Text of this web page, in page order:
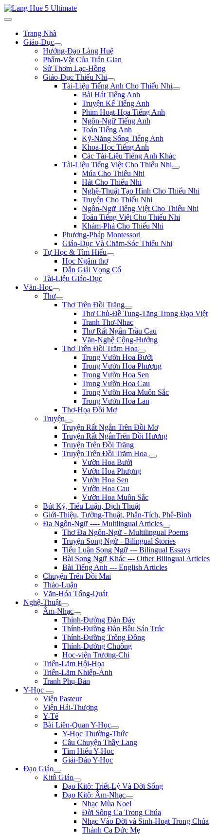
Trang Nhà
Giáo-Dục
Hướng-Đạo Làng Huệ
Phẩm-Vật Của Trân Gian
Sử Thơm Lạc-Hồng
Giáo-Dục Thiếu Nhi
Tài-Liệu Tiếng Anh Cho Thiếu Nhi
Bài Hát Tiếng Anh
Truyện Kể Tiếng Anh
Phim Hoạt-Họa Tiếng Anh
Ngôn-Ngữ Tiếng Anh
Toán Tiếng Anh
Kỹ-Năng Sống Tiếng Anh
Khoa-Học Tiếng Anh
Các Tài-Liệu Tiếng Anh Khác
Tài-Liệu Tiếng Việt Cho Thiếu Nhi
Múa Cho Thiếu Nhi
Hát Cho Thiếu Nhi
Nghệ-Thuật Tạo Hình Cho Thiếu Nhi
Truyện Cho Thiếu Nhi
Ngôn-Ngữ Tiếng Việt Cho Thiếu Nhi
Toán Tiếng Việt Cho Thiếu Nhi
Khám-Phá Cho Thiếu Nhi
Phương-Pháp Montessori
Giáo-Dục Và Chăm-Sóc Thiếu Nhi
Tự Học & Tìm Hiểu
Học Ngâm thơ
Dẫn Giải Vọng Cổ
Tài-Liệu Giáo-Dục
Văn-Học
Thơ
Thơ Trên Đồi Trăng
Thơ Chủ-Đề Tung-Tăng Trong Đạo Việt
Tranh Thơ-Nhac
Thơ Rất Ngắn Trầu Cau
Văn-Nghệ Cộng-Hưởng
Thơ Trên Đồi Trăm Hoa
Trong Vườn Hoa Bưởi
Trong Vườn Hoa Phượng
Trong Vườn Hoa Sen
Trong Vườn Hoa Cau
Trong Vườn Hoa Muôn Sắc
Trong Vườn Hoa Lan
Thơ-Họa Đồi Mơ
Truyện
Truyện Rất Ngắn Trên Đồi Mơ
Truyện Rất NgắnTrên Đồi Hương
Truyện Trên Đồi Trăng
Truyện Trên Đồi Trăm Hoa
Vườn Hoa Bưởi
Vườn Hoa Phượng
Vườn Hoa Sen
Vườn Hoa Cau
Vườn Hoa Muôn Sắc
Bút Ký, Tiểu Luận, Dịch Thuật
Giới-Thiệu, Tường-Thuật, Phân-Tích, Phê-Bình
Đa Ngôn-Ngữ ---- Multlingual Articles
Thơ Đa Ngôn-Ngữ - Multilingual Poems
Truyện Song Ngữ - Bilingual Stories
Tiểu Luận Song Ngữ --- Bilingual Essays
Bài Song Ngữ Khác --- Other Bilingual Articles
Bài Tiếng Anh --- English Articles
Chuyện Trên Đồi Mai
Thảo-Luận
Văn-Hóa Tổng-Quát
Nghệ-Thuật
Âm-Nhạc
Thính-Đường Đàn Đáy
Thính-Đường Đàn Bầu Sáo Trúc
Thính-Đường Trống Đồng
Thính-Đường Chuông
Học-viện Trương-Chi
Triển-Lãm Hội-Họa
Triển-Lãm Nhiếp-Ảnh
Tranh Phụ-Bản
Y-Học
Viện Pasteur
Viện Hải-Thượng
Y-Tế
Bài Liên-Quan Y-Học
Y-Học Thường-Thức
Câu Chuyện Thầy Lang
Tìm Hiểu Y-Hoc
Giải-Đáp Y-Học
Đạo Giáo
Kitô Giáo
Đạo Kitô: Triết-Lý Và Đời Sống
Đạo Kitô: Âm-Nhạc
Nhạc Mùa Noel
Đời Sống Ca Trong Chúa
Nhạc Vào Đời và Sinh-Hoạt Trong Chúa
Thánh Ca Đức Mẹ